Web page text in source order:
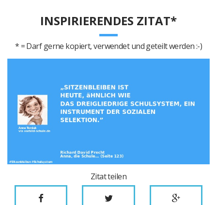
INSPIRIERENDES ZITAT*
* = Darf gerne kopiert, verwendet und geteilt werden :-)
Zitat teilen